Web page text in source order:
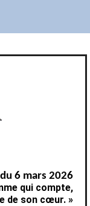
6 mars 2026
qui compte,
de son cœur. »